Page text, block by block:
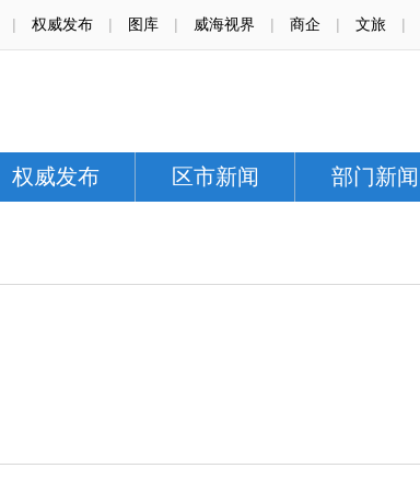
| 权威发布 | 图库 | 威海视界 | 商企 | 文旅 |
权威发布 区市新闻 部门新闻